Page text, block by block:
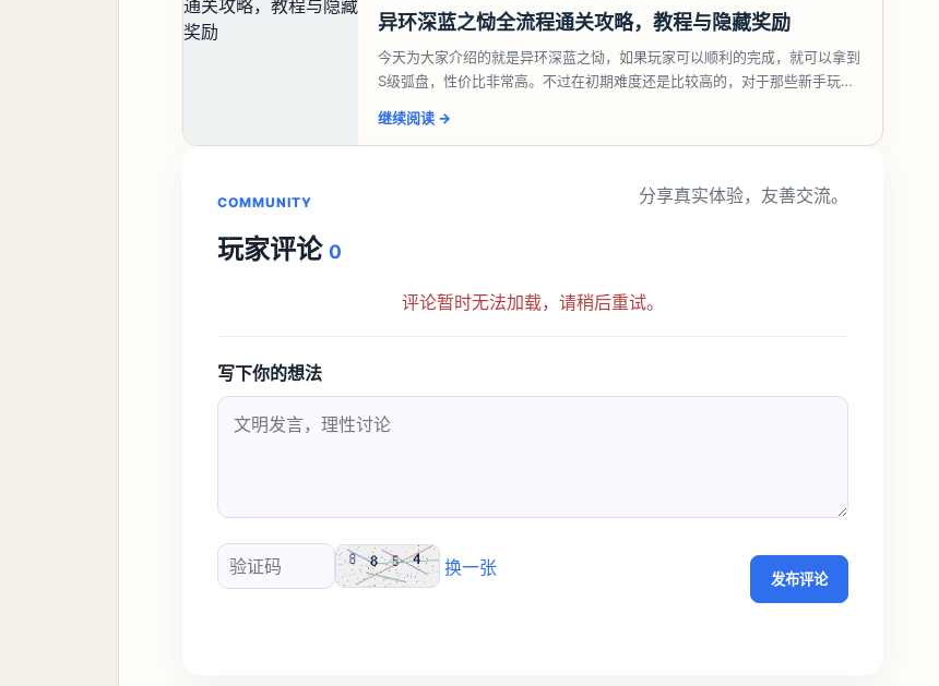
异环深蓝之恸全流程通关攻略，教程与隐藏奖励
今天为大家介绍的就是异环深蓝之恸，如果玩家可以顺利的完成，就可以拿到
S级弧盘，性价比非常高。不过在初期难度还是比较高的，对于那些新手玩家
继续阅读 →
COMMUNITY
玩家评论 0
分享真实体验，友善交流。
评论暂时无法加载，请稍后重试。
写下你的想法
验证码
换一张
发布评论